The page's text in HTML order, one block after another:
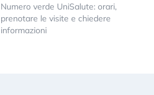
Numero verde UniSalute: orari,
prenotare le visite e chiedere
informazioni